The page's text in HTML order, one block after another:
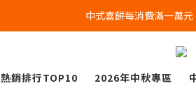
全店消費滿千免運 (不
中式喜餅每消費滿一萬
全店消費滿千免運 (不
熱銷排行TOP10 2026年中秋專區